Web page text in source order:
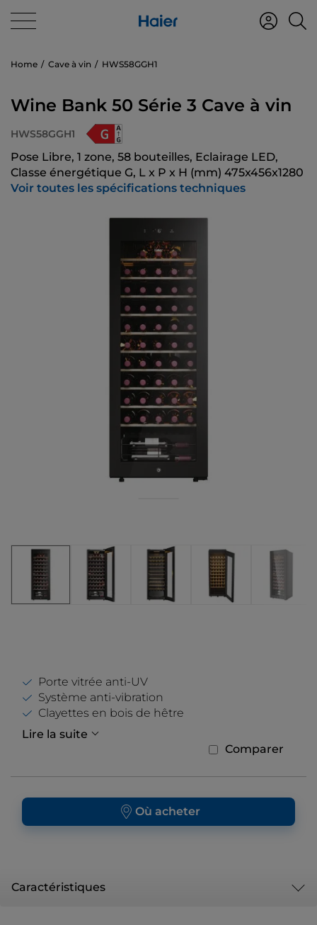
Home Cave à vin HWS58GGH1
Wine Bank 50 Série 3 Cave à vin
HWS58GGH1
Pose Libre, 1 zone, 58 bouteilles, Eclairage LED,
Classe énergétique G, L x P x H (mm) 475x456x1280
Voir toutes les spécifications techniques
Porte vitrée anti-UV
Système anti-vibration
Clayettes en bois de hêtre
Lire la suite
Comparer
Où acheter
Caractéristiques